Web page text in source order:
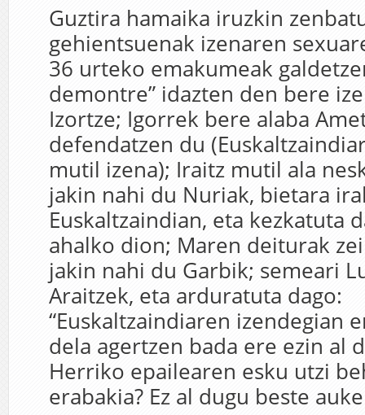
Guztira hamaika iruzkin
gehientsuenak izenaren
36 urteko emakumeak
demontre” idazten den bere
Izortze; Igorrek bere alaba
defendatzen du
mutil izena); Iraitz mutil ala
jakin nahi du Nuriak, bietara
Euskaltzaindian, eta kezkatuta
ahalko dion; Maren deiturak
jakin nahi du Garbik; semeari
Araitzek, eta arduratuta dago:
“Euskaltzaindiaren izendegian
dela agertzen bada ere ezin al
Herriko epailearen esku utzi
erabakia? Ez al dugu beste